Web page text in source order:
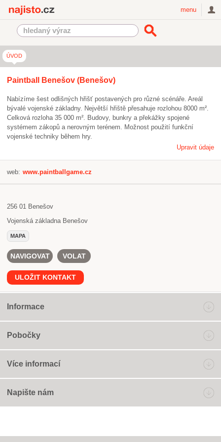
menu
ÚVOD
Paintball Benešov (Benešov)
Nabízíme šest odlišných hřišť postavených pro různé scénáře. Areál
bývalé vojenské základny. Největší hřiště přesahuje rozlohou 8000 m².
Celková rozloha 35 000 m². Budovy, bunkry a překážky spojené
systémem zákopů a nerovným terénem. Možnost použití funkční
vojenské techniky během hry.
Upravit údaje
web: www.paintballgame.cz
256 01 Benešov
Vojenská základna Benešov
MAPA
NAVIGOVAT VOLAT
ULOŽIT KONTAKT
Informace
Pobočky
Více informací
Napište nám